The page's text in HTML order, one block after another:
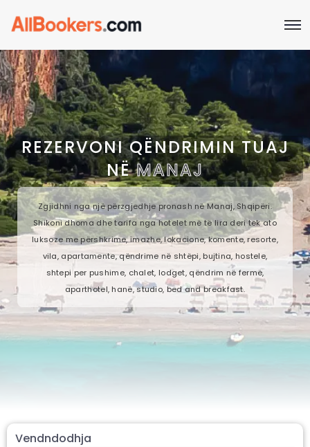
REZERVONI QËNDRIMIN TUAJ
NËMANAJ
Zgjidhni nga një përzgjedhje pronash në Manaj, Shqipëri.
Shikoni dhoma dhe tarifa nga hotelet më të lira deri tek ato
luksoze me përshkrime, imazhe, lokacione, komente, resorte,
vila, apartamente, qëndrime në shtëpi, bujtina, hostele,
shtepi per pushime, chalet, lodget, qëndrim në fermë,
aparthotel, hanë, studio, bed and breakfast.
Vendndodhja